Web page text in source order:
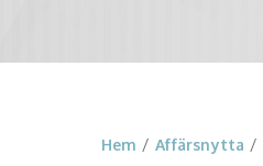
Hem /Affärsnytta /